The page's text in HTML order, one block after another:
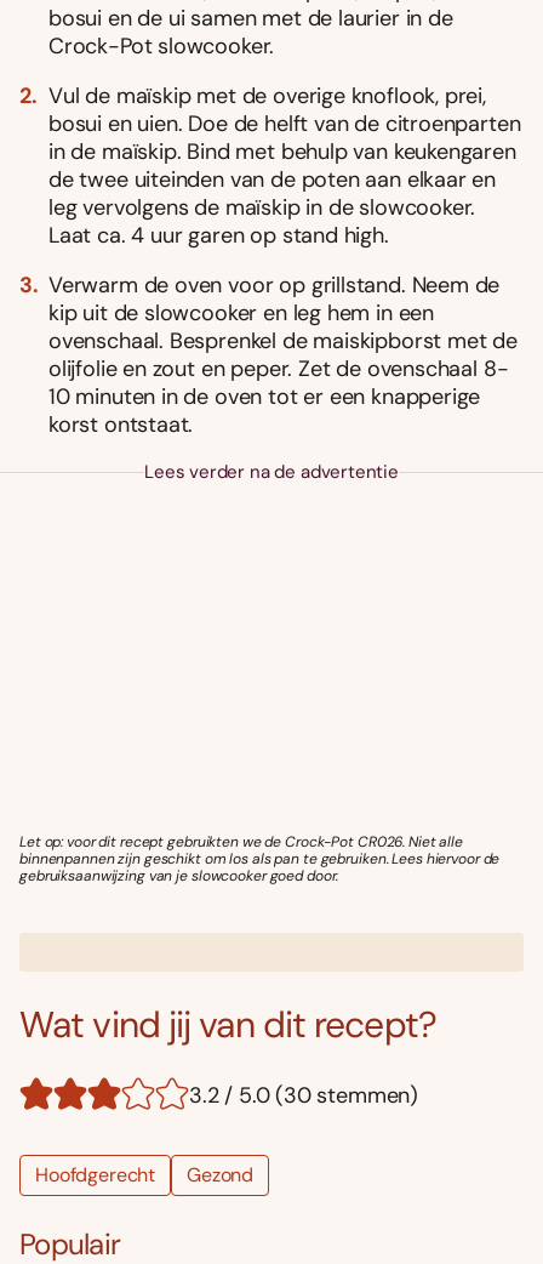
bosui en de ui samen met de laurier in de
Crock-Pot slowcooker.
Vul de maïskip met de overige knoflook, prei,
bosui en uien. Doe de helft van de citroenparten
in de maïskip. Bind met behulp van keukengaren
de twee uiteinden van de poten aan elkaar en
leg vervolgens de maïskip in de slowcooker.
Laat ca. 4 uur garen op stand high.
Verwarm de oven voor op grillstand. Neem de
kip uit de slowcooker en leg hem in een
ovenschaal. Besprenkel de maiskipborst met de
olijfolie en zout en peper. Zet de ovenschaal 8-
10 minuten in de oven tot er een knapperige
korst ontstaat.
Lees verder na de advertentie
Let op: voor dit recept gebruikten we de Crock-Pot CR026. Niet alle
binnenpannen zijn geschikt om los als pan te gebruiken. Lees hiervoor de
gebruiksaanwijzing van je slowcooker goed door.
Wat vind jij van dit recept?
3.2 / 5.0 (30 stemmen)
Hoofdgerecht Gezond
Populair